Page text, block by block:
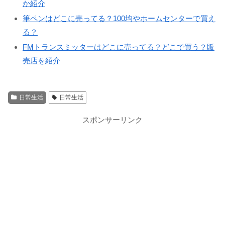
か紹介
筆ペンはどこに売ってる？100均やホームセンターで買え
る？
FMトランスミッターはどこに売ってる？どこで買う？販
売店を紹介
日常生活 日常生活
スポンサーリンク